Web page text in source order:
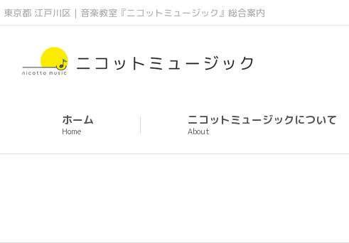
東京都 江戸川区 | 音楽教室『ニコットミュージック』総合案内
ホーム
Home
ニコットミュージックについて
About